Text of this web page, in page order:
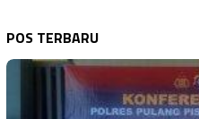
POS TERBARU